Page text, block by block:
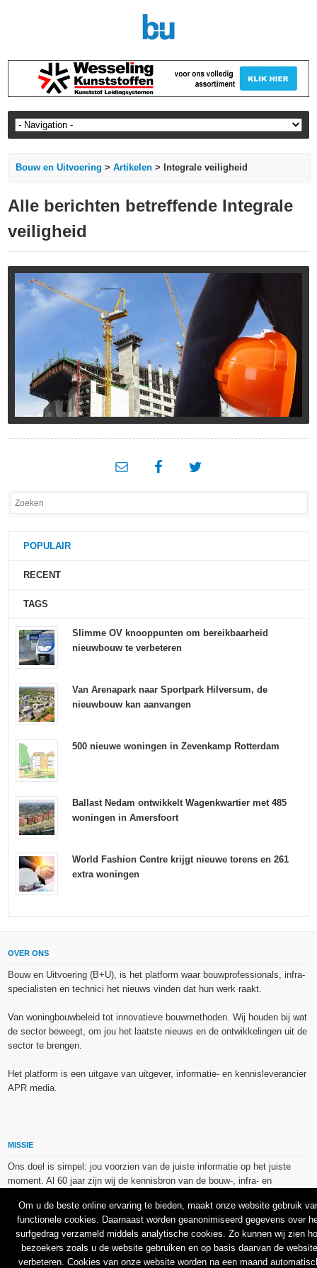
Bouw en Uitvoering >Artikelen > Integrale veiligheid
Alle berichten betreffende Integrale
veiligheid
POPULAIR
RECENT
TAGS
Slimme OV knooppunten om bereikbaarheid
nieuwbouw te verbeteren
Van Arenapark naar Sportpark Hilversum, de
nieuwbouw kan aanvangen
500 nieuwe woningen in Zevenkamp Rotterdam
Ballast Nedam ontwikkelt Wagenkwartier met 485
woningen in Amersfoort
World Fashion Centre krijgt nieuwe torens en 261
extra woningen
OVER ONS
Bouw en Uitvoering (B+U), is het platform waar bouwprofessionals, infra-
specialisten en technici het nieuws vinden dat hun werk raakt.
Van woningbouwbeleid tot innovatieve bouwmethoden. Wij houden bij wat
de sector beweegt, om jou het laatste nieuws en de ontwikkelingen uit de
sector te brengen.
Het platform is een uitgave van uitgever, informatie- en kennisleverancier
APR media.
MISSIE
Ons doel is simpel: jou voorzien van de juiste informatie op het juiste
moment. Al 60 jaar zijn wij de kennisbron van de bouw-, infra- en
De op dit platform gebruikte afbeeldingen, illustraties en foto’s zijn ofwel
vrij van rechten verkregen via de bron van het betreffende bericht, of
binnen de aan APR media (groep) of BU media verschafte licentie(s) en
de daarmee verkregen rechten aangekocht bij Shutterstock en/of 123RF.
Om u de beste online ervaring te bieden, maakt onze website gebruik
functionele cookies. Daarnaast worden geanonimiseerd gegevens over
surfgedrag verzameld middels analytische cookies. Zo kunnen wij zien
bezoekers zoals u de website gebruiken en op basis daarvan de website
verbeteren. Cookies van onze website worden na een maand